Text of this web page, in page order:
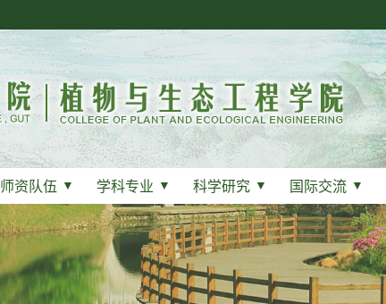
师资队伍 ▼ 学科专业 ▼ 科学研究 ▼ 国际交流 ▼